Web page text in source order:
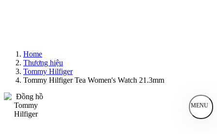
Home
Thương hiệu
Tommy Hilfiger
Tommy Hilfiger Tea Women's Watch 21.3mm
MENU